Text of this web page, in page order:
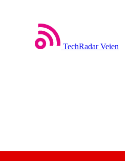
TechRadar Veien